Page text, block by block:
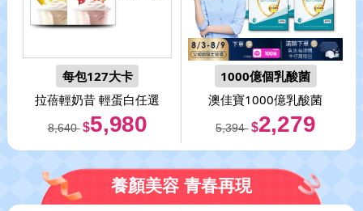
每包127大卡
拉蓓輕奶昔 輕蛋白任選
8,640 $5,980
1000億個乳酸菌
澳佳寶1000億乳酸菌
5,394 $2,279
養顏美容 青春再現